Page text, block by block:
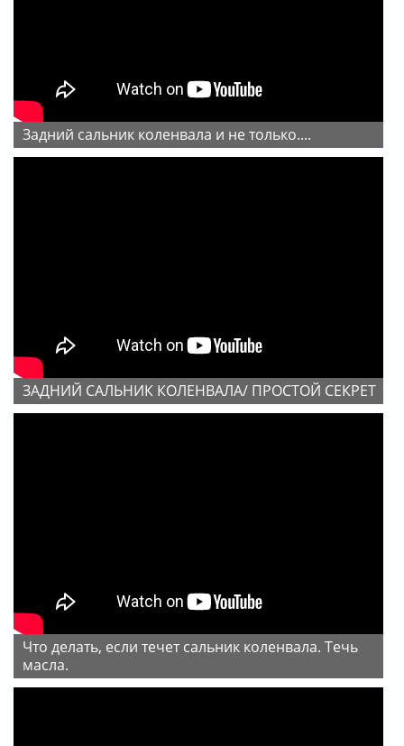
Задний сальник коленвала и не только....
ЗАДНИЙ САЛЬНИК КОЛЕНВАЛА/ ПРОСТОЙ СЕКРЕТ
Что делать, если течет сальник коленвала. Течь
масла.